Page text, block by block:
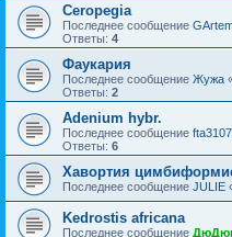
Ceropegia
Последнее сообщение
Ответы: 4
Фаукария
Последнее сообщение Жужа
Ответы: 2
Adenium hybr.
Последнее сообщение
Ответы: 6
Хавортия
Последнее сообщение JULIE
Kedrostis africana
Последнее сообщение